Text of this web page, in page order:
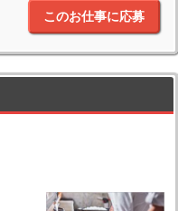
このお仕事に応募